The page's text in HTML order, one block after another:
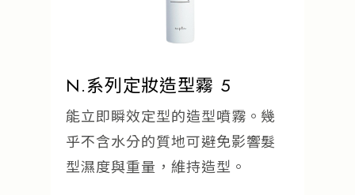
N.系列定妝造型霧 5
能立即瞬效定型的造型噴霧。幾
乎不含水分的質地可避免影響髮
型濕度與重量，維持造型。